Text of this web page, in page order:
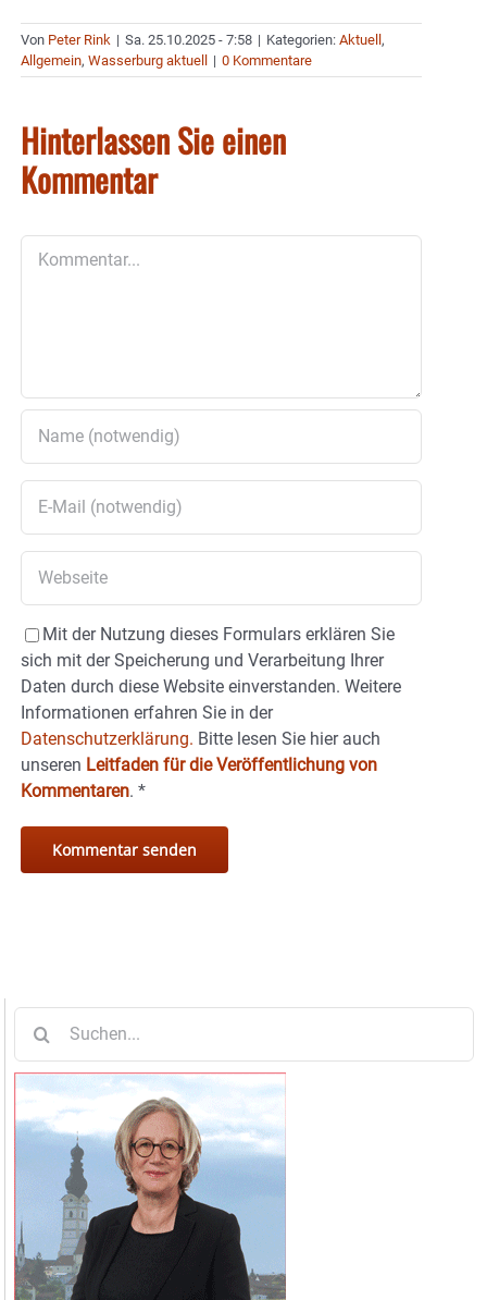
Von Peter Rink | Sa. 25.10.2025 - 7:58 | Kategorien: Aktuell ,
Allgemein, Wasserburg aktuell | 0 Kommentare
Hinterlassen Sie einen
Kommentar
Mit der Nutzung dieses Formulars erklären Sie
sich mit der Speicherung und Verarbeitung Ihrer
Daten durch diese Website einverstanden. Weitere
Informationen erfahren Sie in der
Datenschutzerklärung. Bitte lesen Sie hier auch
unseren Leitfaden für die Veröffentlichung von
Kommentaren. *
nach: